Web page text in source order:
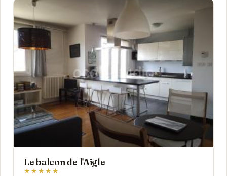
Le balcon de l'Aigle
★★★★★